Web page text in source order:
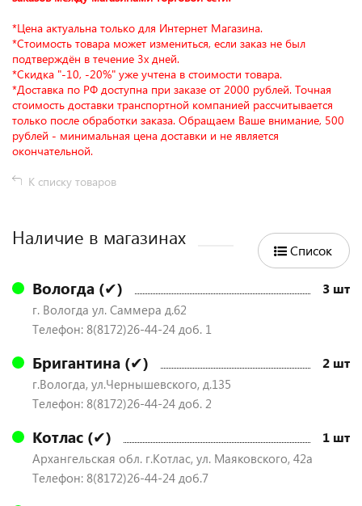
*Цена актуальна только для Интернет Магазина.
*Стоимость товара может измениться, если заказ не был
подтверждён в течение 3х дней.
*Скидка "-10, -20%" уже учтена в стоимости товара.
*Доставка по РФ доступна при заказе от 2000 рублей. Точная
стоимость доставки транспортной компанией рассчитывается
только после обработки заказа. Обращаем Ваше внимание, 500
рублей - минимальная цена доставки и не является
окончательной.
К списку товаров
Наличие в магазинах
Список
Вологда (✔) 3 шт
г. Вологда ул. Саммера д.62
Телефон: 8(8172)26-44-24 доб. 1
Бригантина (✔) 2 шт
г.Вологда, ул.Чернышевского, д.135
Телефон: 8(8172)26-44-24 доб. 2
Котлас (✔) 1 шт
Архангельская обл. г.Котлас, ул. Маяковского, 42а
Телефон: 8(8172)26-44-24 доб.7